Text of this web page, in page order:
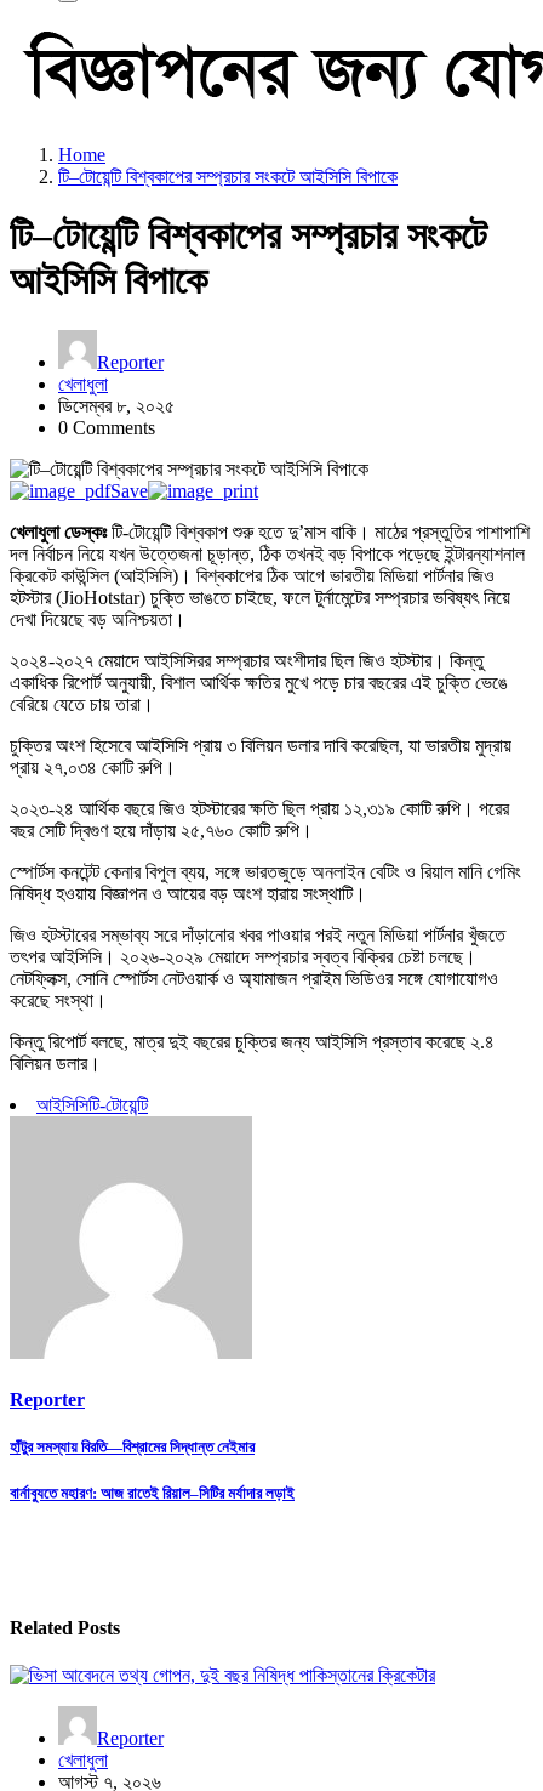
Home
টি–টোয়েন্টি বিশ্বকাপের সম্প্রচার সংকটে আইসিসি বিপাকে
টি–টোয়েন্টি বিশ্বকাপের সম্প্রচার সংকটে
আইসিসি বিপাকে
Reporter
খেলাধুলা
ডিসেম্বর ৮, ২০২৫
0 Comments
Save
খেলাধুলা ডেস্কঃটি-টোয়েন্টি বিশ্বকাপ শুরু হতে দু’মাস বাকি। মাঠের প্রস্তুতির পাশাপাশি
দল নির্বাচন নিয়ে যখন উত্তেজনা চূড়ান্ত, ঠিক তখনই বড় বিপাকে পড়েছে ইন্টারন্যাশনাল
ক্রিকেট কাউন্সিল (আইসিসি)। বিশ্বকাপের ঠিক আগে ভারতীয় মিডিয়া পার্টনার জিও
হটস্টার (JioHotstar) চুক্তি ভাঙতে চাইছে, ফলে টুর্নামেন্টের সম্প্রচার ভবিষ্যৎ নিয়ে
দেখা দিয়েছে বড় অনিশ্চয়তা।
২০২৪-২০২৭ মেয়াদে আইসিসিরর সম্প্রচার অংশীদার ছিল জিও হটস্টার। কিন্তু
একাধিক রিপোর্ট অনুযায়ী, বিশাল আর্থিক ক্ষতির মুখে পড়ে চার বছরের এই চুক্তি ভেঙে
বেরিয়ে যেতে চায় তারা।
চুক্তির অংশ হিসেবে আইসিসি প্রায় ৩ বিলিয়ন ডলার দাবি করেছিল, যা ভারতীয় মুদ্রায়
প্রায় ২৭,০৩৪ কোটি রুপি।
২০২৩-২৪ আর্থিক বছরে জিও হটস্টারের ক্ষতি ছিল প্রায় ১২,৩১৯ কোটি রুপি। পরের
বছর সেটি দ্বিগুণ হয়ে দাঁড়ায় ২৫,৭৬০ কোটি রুপি।
স্পোর্টস কনটেন্ট কেনার বিপুল ব্যয়, সঙ্গে ভারতজুড়ে অনলাইন বেটিং ও রিয়াল মানি গেমিং
নিষিদ্ধ হওয়ায় বিজ্ঞাপন ও আয়ের বড় অংশ হারায় সংস্থাটি।
জিও হটস্টারের সম্ভাব্য সরে দাঁড়ানোর খবর পাওয়ার পরই নতুন মিডিয়া পার্টনার খুঁজতে
তৎপর আইসিসি। ২০২৬-২০২৯ মেয়াদে সম্প্রচার স্বত্ব বিক্রির চেষ্টা চলছে।
নেটফ্লিক্স, সোনি স্পোর্টস নেটওয়ার্ক ও অ্যামাজন প্রাইম ভিডিওর সঙ্গে যোগাযোগও
করেছে সংস্থা।
কিন্তু রিপোর্ট বলছে, মাত্র দুই বছরের চুক্তির জন্য আইসিসি প্রস্তাব করেছে ২.৪
বিলিয়ন ডলার।
আইসিসিটি-টোয়েন্টি
Reporter
Post
navigation
হাঁটুর সমস্যায় বিরতি—বিশ্রামের সিদ্ধান্ত নেইমার
বার্নাব্যুতে মহারণ: আজ রাতেই রিয়াল–সিটির মর্যাদার লড়াই
Related Posts
Reporter
খেলাধুলা
আগস্ট ৭, ২০২৬